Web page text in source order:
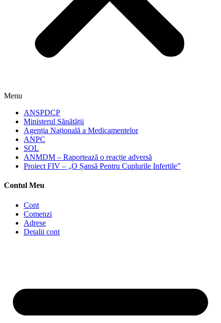
Menu
ANSPDCP
Ministerul Sănătății
Agenția Națională a Medicamentelor
ANPC
SOL
ANMDM – Raportează o reacție adversă
Proiect FIV – „O Șansă Pentru Cuplurile Infertile”
Contul Meu
Cont
Comenzi
Adrese
Detalii cont